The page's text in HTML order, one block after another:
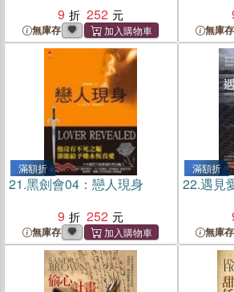
9
252
無庫存 無庫存
滿額折
21.黑劍會04：戀人現身
9
252
無庫存
滿額折
22.遇見
無庫存